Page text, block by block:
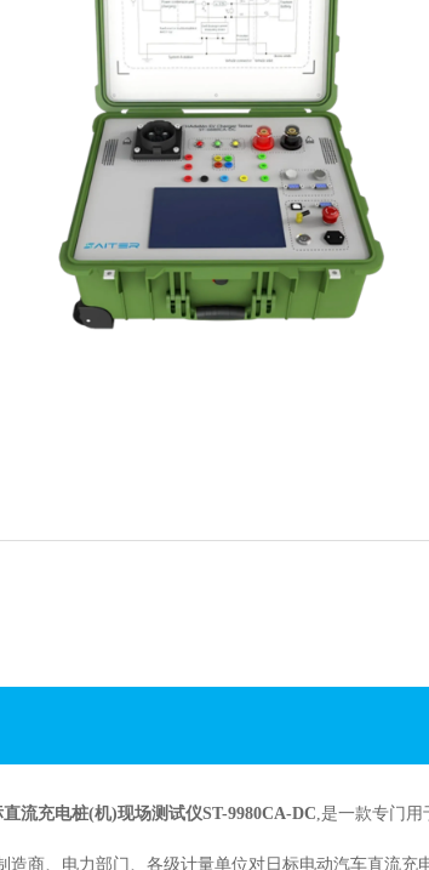
流充电桩(机)现场测试仪ST-9980CA-DC,是一款专门用
造商、电力部门、各级计量单位对日标电动汽车直流